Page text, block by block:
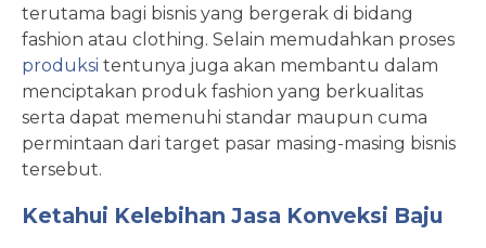
terutama bagi bisnis yang bergerak di bidang
fashion atau clothing. Selain memudahkan proses
produksi tentunya juga akan membantu dalam
menciptakan produk fashion yang berkualitas
serta dapat memenuhi standar maupun cuma
permintaan dari target pasar masing-masing bisnis
tersebut.
Ketahui Kelebihan Jasa Konveksi Baju